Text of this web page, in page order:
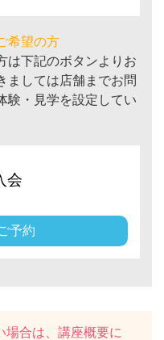
希望の方
は下記のボタンよりお
ましては店舗までお問
験・見学を設定してい
会
予約
場合は、講座概要に